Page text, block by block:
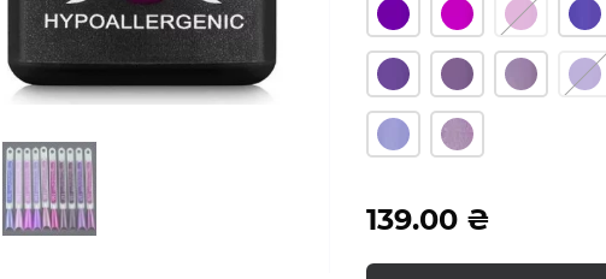
139.00 ₴